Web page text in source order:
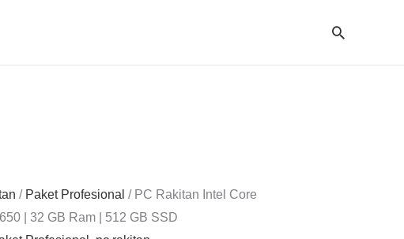
Cari
/ Paket Profesional / PC Rakitan Intel Core
| 32 GB Ram | 512 GB SSD